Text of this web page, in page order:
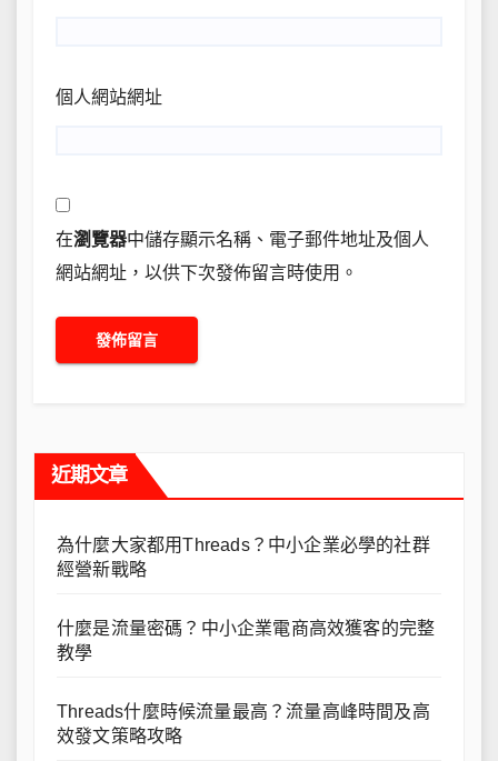
個人網站網址
在瀏覽器中儲存顯示名稱、電子郵件地址及個人
網站網址，以供下次發佈留言時使用。
近期文章
為什麼大家都用Threads？中小企業必學的社群
經營新戰略
什麼是流量密碼？中小企業電商高效獲客的完整
教學
Threads什麼時候流量最高？流量高峰時間及高
效發文策略攻略